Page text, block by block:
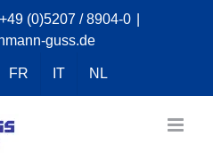
+49 (0)5207 / 8904-0
guss.de
FR IT NL